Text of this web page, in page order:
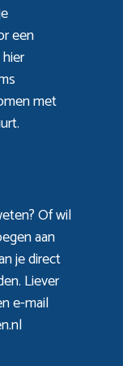
een
met
Of wil
aan
je direct
Liever
e-mail